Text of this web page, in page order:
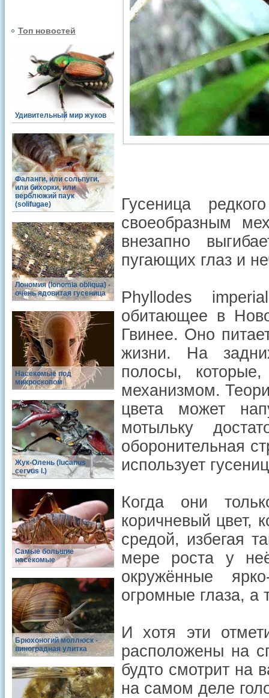
Топ новостей
Удивительный мир жуков
Фаланги, или сольпуги,
или бихорки, или
верблюжий паук
(solifugae)
Лономия (lonomia obliqua) -
очень ядовитая гусеница
Насекомые под
микроскопом
Жук-Олень (lucanus
cervus l.)
Самые большие
насекомые
Брюхоногий моллюск -
виноградная улитка
Гусеница
своеобразным
внезапно
пугающих глаз и
Phyllodes
обитающее в
Гвинее. Оно
жизни. На
полосы,
механизмом.
цвета может
мотыльку
оборонительная
использует
Когда они
коричневый цвет,
средой, избегая
мере роста у
окружённые
огромные глаза,
И хотя эти
расположены на
будто смотрит на
на самом деле